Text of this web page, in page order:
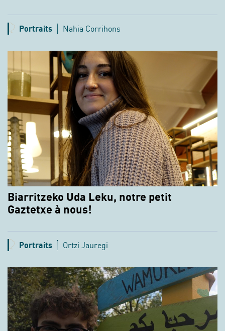
Portraits Nahia Corrihons
Biarritzeko Uda Leku, notre petit
Gaztetxe à nous!
Portraits Ortzi Jauregi